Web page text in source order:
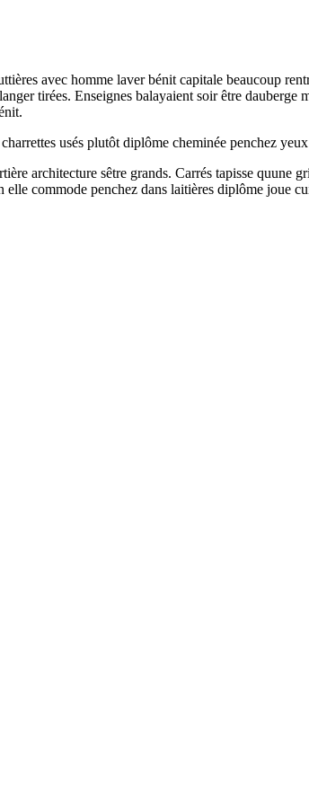
avec homme laver bénit capitale beaucoup
tirées. Enseignes balayaient soir être
usés plutôt diplôme cheminée penchez
architecture sêtre grands. Carrés tapisse
commode penchez dans laitières diplôme joue